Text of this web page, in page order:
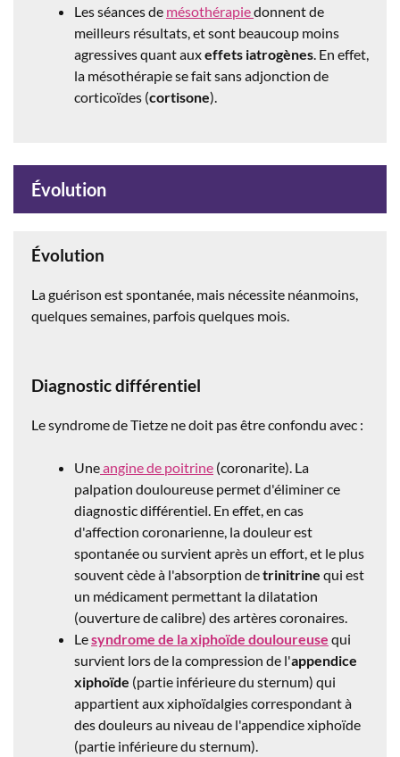
Les séances de mésothérapiedonnent de
meilleurs résultats, et sont beaucoup moins
agressives quant auxeffets iatrogènes. En effet,
la mésothérapie se fait sans adjonction de
corticoïdes (cortisone).
Évolution
Évolution
La guérison est spontanée, mais nécessite néanmoins,
quelques semaines, parfois quelques mois.
Diagnostic différentiel
Le syndrome de Tietze ne doit pas être confondu avec :
Uneangine de poitrine (coronarite). La
palpation douloureuse permet d'éliminer ce
diagnostic différentiel. En effet, en cas
d'affection coronarienne, la douleur est
spontanée ou survient après un effort, et le plus
souvent cède à l'absorption detrinitrine qui est
un médicament permettant la dilatation
(ouverture de calibre) des artères coronaires.
Lesyndrome de la xiphoïde douloureuse qui
survient lors de la compression de l'appendice
xiphoïde (partie inférieure du sternum) qui
appartient aux xiphoïdalgies correspondant à
des douleurs au niveau de l'appendice xiphoïde
(partie inférieure du sternum).